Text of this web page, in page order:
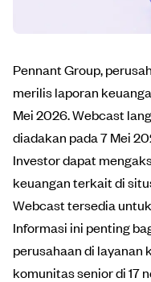
Pennant Group,
merilis laporan
Mei 2026. Webcast
diadakan pada 7 Mei
Investor dapat
keuangan terkait di
Webcast tersedia
Informasi ini penting
perusahaan di layanan
komunitas senior di 17